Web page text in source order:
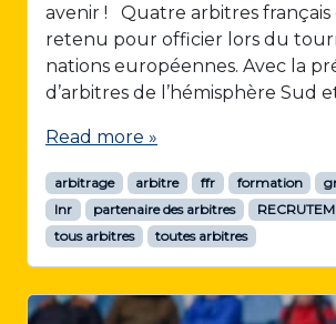
avenir ! Quatre arbitres français
retenu pour officier lors du
nations européennes. Avec la
d’arbitres de l’hémisphère Sud
Read more »
arbitrage arbitre ffr formation
lnr
partenaire des arbitres
tous arbitres
toutes arbitres